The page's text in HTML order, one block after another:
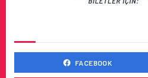
FACEBOOK